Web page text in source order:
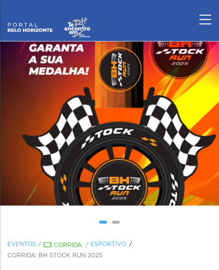
EVENTOS / CORRIDA / ESPORTIVO
CORRIDA: BH STOCK RUN 2025